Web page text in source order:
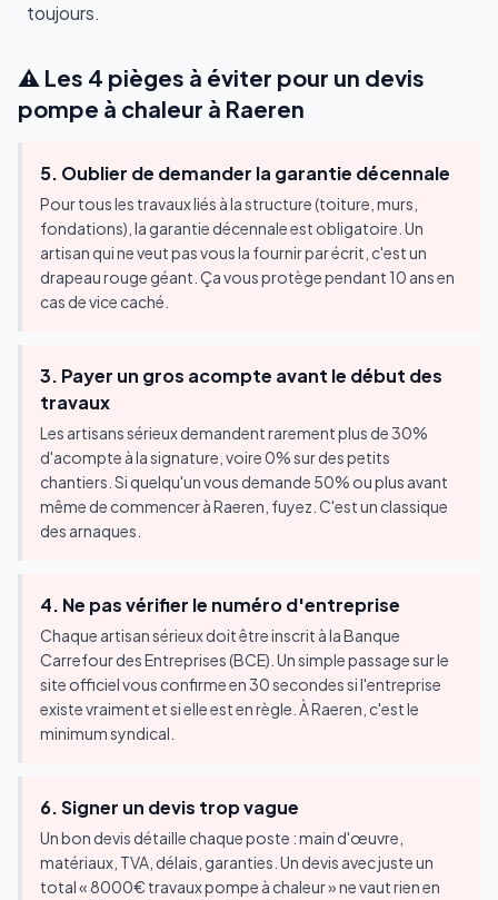
toujours.
⚠️ Les 4 pièges à éviter pour un devis
pompe à chaleur à Raeren
5. Oublier de demander la garantie décennale
Pour tous les travaux liés à la structure (toiture, murs,
fondations), la garantie décennale est obligatoire. Un
artisan qui ne veut pas vous la fournir par écrit, c'est un
drapeau rouge géant. Ça vous protège pendant 10 ans en
cas de vice caché.
3. Payer un gros acompte avant le début des
travaux
Les artisans sérieux demandent rarement plus de 30%
d'acompte à la signature, voire 0% sur des petits
chantiers. Si quelqu'un vous demande 50% ou plus avant
même de commencer à Raeren, fuyez. C'est un classique
des arnaques.
4. Ne pas vérifier le numéro d'entreprise
Chaque artisan sérieux doit être inscrit à la Banque
Carrefour des Entreprises (BCE). Un simple passage sur le
site officiel vous confirme en 30 secondes si l'entreprise
existe vraiment et si elle est en règle. À Raeren, c'est le
minimum syndical.
6. Signer un devis trop vague
Un bon devis détaille chaque poste : main d'œuvre,
matériaux, TVA, délais, garanties. Un devis avec juste un
total « 8000€ travaux pompe à chaleur » ne vaut rien en